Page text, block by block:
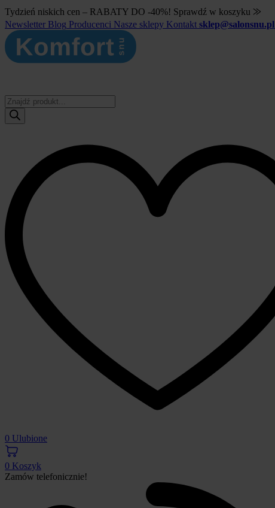
Tydzień niskich cen – RABATY DO -40%! Sprawdź w koszyku ⨠
Newsletter Blog Producenci Nasze sklepy Kontakt sklep@salonsnu.pl
Wyszukiwarka
produktów
0 Ulubione
0 Koszyk
Zamów telefonicznie!